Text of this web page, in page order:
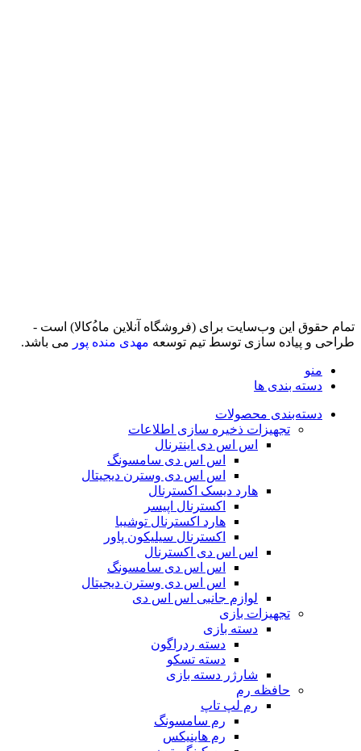
تمام حقوق اين وب‌سايت برای (فروشگاه آنلاین ماه‌‌‌‌‌‌ُکالا) است -
طراحی و پیاده سازی توسط تیم توسعه مهدی منده پور می باشد.
منو
دسته بندی ها
دسته‌بندی محصولات
تجهیزات ذخیره سازی اطلاعات
اس اس دی اینترنال
اس اس دی سامسونگ
اس اس دی وسترن دیجیتال
هارد دیسک اکسترنال
اکسترنال اپیسر
هارد اکسترنال توشیبا
اکسترنال سیلیکون پاور
اس اس دی اکسترنال
اس اس دی سامسونگ
اس اس دی وسترن دیجیتال
لوازم جانبی اس اس دی
تجهیزات بازی
دسته بازی
دسته ردراگون
دسته تسکو
شارژر دسته بازی
حافظه رم
رم لپ تاپ
رم سامسونگ
رم هاینیکس